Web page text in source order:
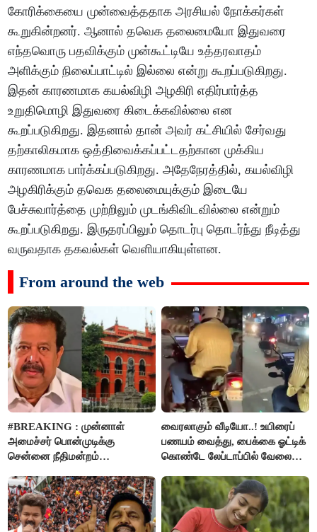
கோரிக்கையை முன்வைத்ததாக அரசியல் நோக்கர்கள்
கூறுகின்றனர். ஆனால் தவெக தலைமையோ இதுவரை
எந்தவொரு பதவிக்கும் முன்கூட்டியே உத்தரவாதம்
அளிக்கும் நிலைப்பாட்டில் இல்லை என்று கூறப்படுகிறது.
இதன் காரணமாக கயல்விழி அழகிரி எதிர்பார்த்த
உறுதிமொழி இதுவரை கிடைக்கவில்லை என
கூறப்படுகிறது. இதனால் தான் அவர் கட்சியில் சேர்வது
தற்காலிகமாக ஒத்திவைக்கப்பட்டதற்கான முக்கிய
காரணமாக பார்க்கப்படுகிறது. அதேநேரத்தில், கயல்விழி
அழகிரிக்கும் தவெக தலைமையுக்கும் இடையே
பேச்சுவார்த்தை முற்றிலும் முடங்கிவிடவில்லை என்றும்
கூறப்படுகிறது. இருதரப்பிலும் தொடர்பு தொடர்ந்து நீடித்து
வருவதாக தகவல்கள் வெளியாகியுள்ளன.
From around the web
#BREAKING : முன்னாள்
அமைச்சர் பொன்முடிக்கு
சென்னை நீதிமன்றம்
வைரலாகும் வீடியோ..! உயிரைப்
பணயம் வைத்து, பைக்கை ஓட்டிக்
கொண்டே லேப்டாப்பில் வேலை